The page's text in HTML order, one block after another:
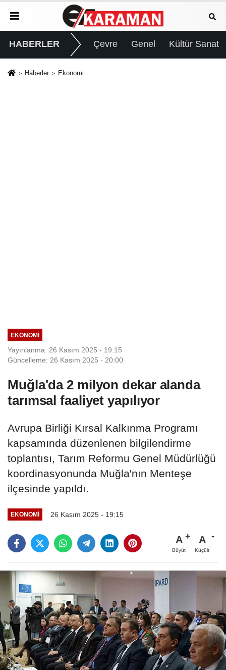
HABERLER Çevre Genel Kültür Sanat
Haberler Ekonomi
EKONOMI
Yayınlanma: 26 Kasım 2025 - 19:15
Güncelleme: 26 Kasım 2025 - 20:00
Muğla'da 2 milyon dekar alanda
tarımsal faaliyet yapılıyor
Avrupa Birliği Kırsal Kalkınma Programı
kapsamında düzenlenen bilgilendirme
toplantısı, Tarım Reformu Genel Müdürlüğü
koordinasyonunda Muğla'nın Menteşe
ilçesinde yapıldı.
EKONOMI 26 Kasım 2025 - 19:15
A
Büyüt
A
Küçült